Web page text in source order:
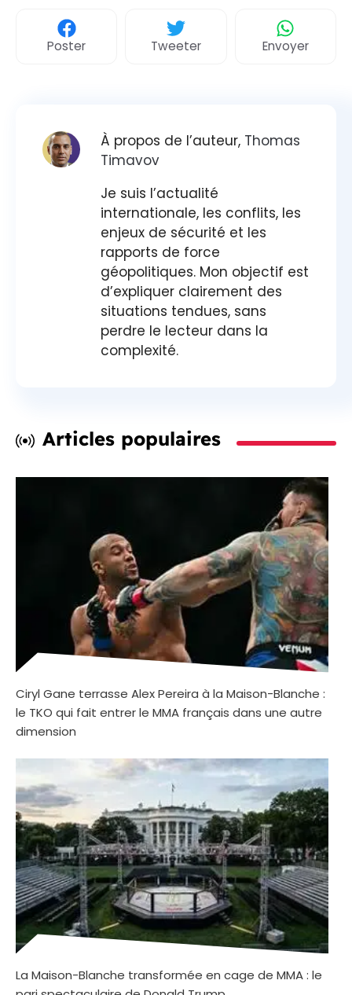
Poster Tweeter Envoyer
À propos de l’auteur, Thomas
Timavov
Je suis l’actualité
internationale, les conflits, les
enjeux de sécurité et les
rapports de force
géopolitiques. Mon objectif est
d’expliquer clairement des
situations tendues, sans
perdre le lecteur dans la
complexité.
Articles populaires
Ciryl Gane terrasse Alex Pereira à la Maison-Blanche :
le TKO qui fait entrer le MMA français dans une autre
dimension
La Maison-Blanche transformée en cage de MMA : le